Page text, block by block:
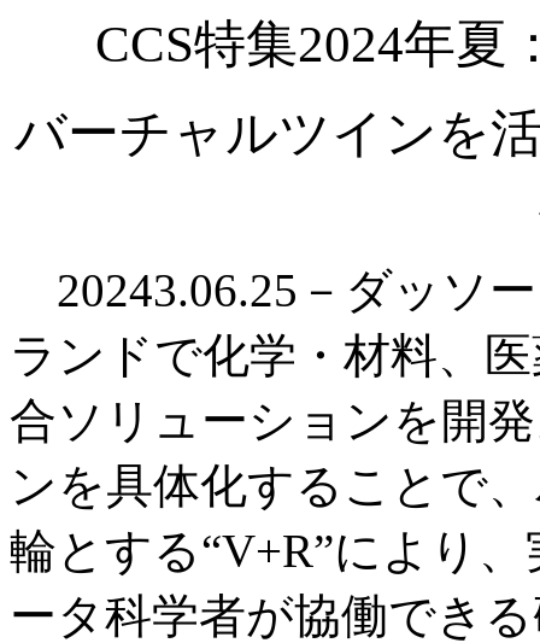
CCS特集2024年
バーチャルツインを
20243.06.25－ダッソ
ランドで化学・材料、
合ソリューションを開
ンを具体化することで
輪とする“V+R”により
ータ科学者が協働でき